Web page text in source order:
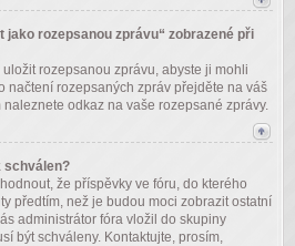
jako rozepsanou zprávu“ zobrazené při
rozepsanou zprávu, abyste ji mohli
načtení rozepsaných zpráv přejděte na váš
naleznete odkaz na vaše rozepsané zprávy.
schválen?
že příspěvky ve fóru, do kterého
předtím, než je budou moci zobrazit ostatní
administrátor fóra vložil do skupiny
být schváleny. Kontaktujte, prosím,